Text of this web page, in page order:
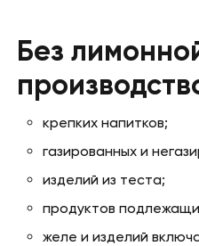
Без
крепких напитков;
газированных и
изделий из теста;
продуктов
желе и изделий